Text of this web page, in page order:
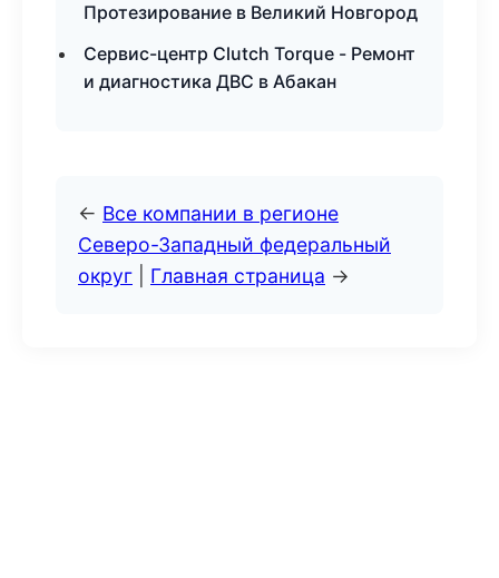
Протезирование в Великий Новгород
Сервис-центр Clutch Torque - Ремонт
и диагностика ДВС в Абакан
← Все компании в регионе
Северо-Западный федеральный
округ
Главная страница →